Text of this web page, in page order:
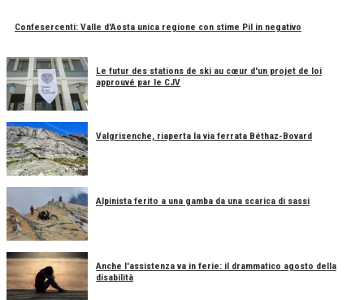
Confesercenti: Valle d'Aosta unica regione con stime Pil in negativo
Le futur des stations de ski au cœur d'un projet de loi
approuvé par le CJV
Valgrisenche, riaperta la via ferrata Béthaz-Bovard
Alpinista ferito a una gamba da una scarica di sassi
Anche l'assistenza va in ferie: il drammatico agosto della
disabilità